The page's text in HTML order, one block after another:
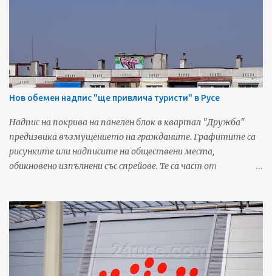
обясняват с циклон, който носи пясък от Сахара.
Източник: TVN За още любопитни новини и предстоящи
събития от Русе, харесайте нашата Фейсбук страница -
Русенските Новини
Нов обемен надпис "ще привлича туристи" в Русе
Надпис на покрива на панелен блок в квартал "Дружба"
предизвика възмущението на гражданите. Графитите са
рисунките или надписите на обществени места,
обикновено изпълнени със спрейове. Те са част от
търпимостта. "Прибираме се днес в къщи и на отсрещния
блок виждам въпросният надпис. Може и да не разбирам, но
едва ли е дума написана на друг език! И този "красив"
графит ще трябва да го гледам всеки ден! А какво ще обясня
на първокласничката ми, когато го прочете....!? Нямам